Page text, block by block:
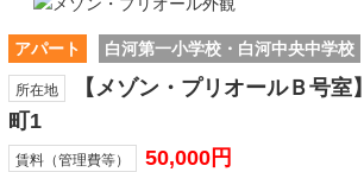
アパート 白河第一小学校・白河中央中学校
所在地
【メゾン・プリオールＢ号
町1
賃料（管理費等） 50,000円